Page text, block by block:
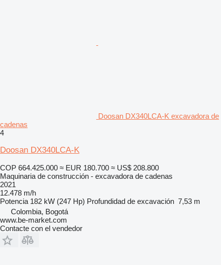
Doosan DX340LCA-K excavadora de
cadenas
4
Doosan DX340LCA-K
COP 664.425.000 ≈ EUR 180.700 ≈ US$ 208.800
Maquinaria de construcción - excavadora de cadenas
2021
12.478 m/h
Potencia 182 kW (247 Hp) Profundidad de excavación 7,53 m
Colombia, Bogotá
www.be-market.com
Contacte con el vendedor